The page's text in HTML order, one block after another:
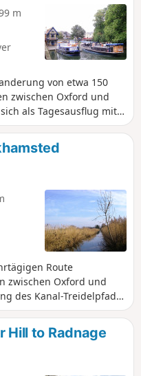
m
von etwa 150
zwischen Oxford und
als Tagesausflug mit
Orten entlang der
Rundfernwanderweg
folgt dann dem Grand
Narrowboat-
bevor er sich durch die
durchquert die
in den Thames Path, der
Oxford schlängelt. Die
aller Art hindurch,
Dörfer mit
Anwesen und
Henley-on-Thames
und Auen
und Pflanzenwelt, und
für willkommene
Route
zwischen Oxford und
des Kanal-Treidelpfads
sowie am
vorbei und steigt
Grand Union Canal an,
allmählich
Hill to Radnage